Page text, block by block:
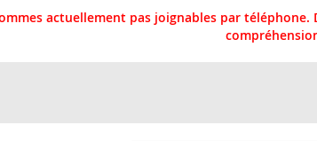
actuellement pas joignables par